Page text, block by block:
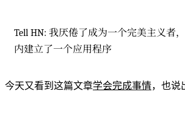
Tell HN: 我厌倦了成为一个完美主义者
内建立了一个应用程序
今天又看到这篇文章学会完成事情，也说